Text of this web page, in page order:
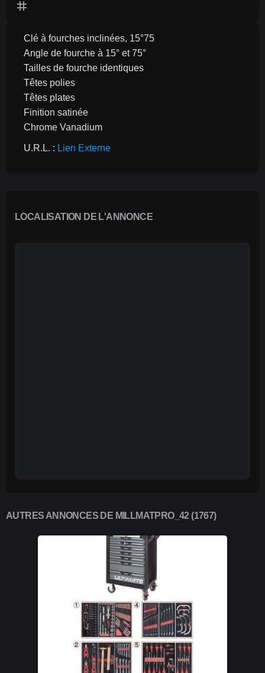
tag
Clé à fourches inclinées, 15°75
Angle de fourche à 15° et 75°
Tailles de fourche identiques
Têtes polies
Têtes plates
Finition satinée
Chrome Vanadium
U.R.L. : Lien Externe
LOCALISATION DE L'ANNONCE
AUTRES ANNONCES DE MILLMATPRO_42 (1767)